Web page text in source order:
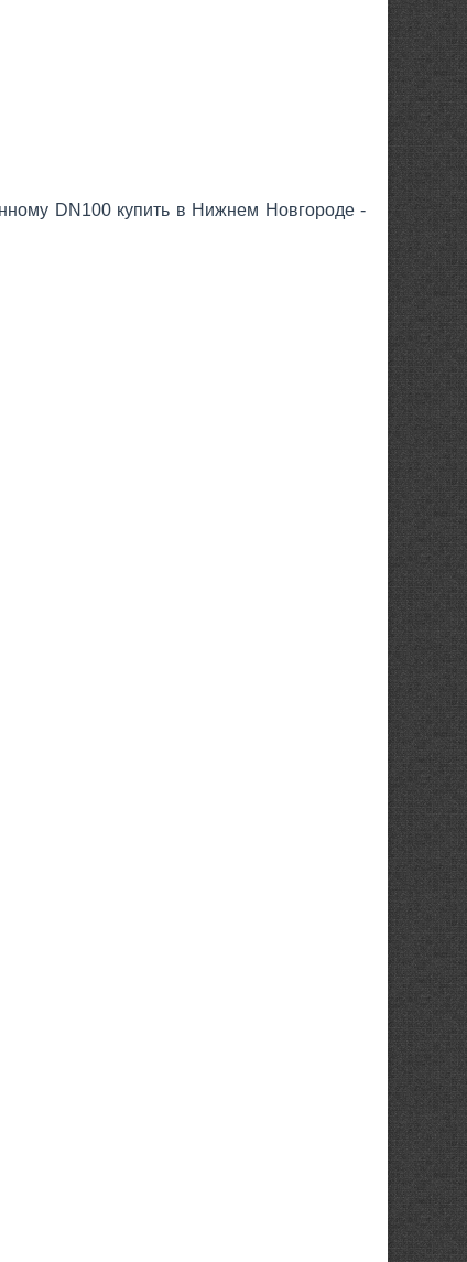
DN100 купить в Нижнем Новгороде -